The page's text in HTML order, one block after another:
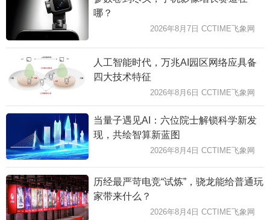
哪？
2026年8月7日 CCTIME飞象网
人工智能时代，万兆AI园区网络应具备
四大技术特征
2026年8月6日 CCTIME飞象网
当量子遇见AI：六位院士解锁科学新发
现，共绘智算新蓝图
2026年8月4日 CCTIME飞象网
历经最严苛电竞“试炼”，骁龙能给普通玩
家带来什么？
2026年8月4日 CCTIME飞象网